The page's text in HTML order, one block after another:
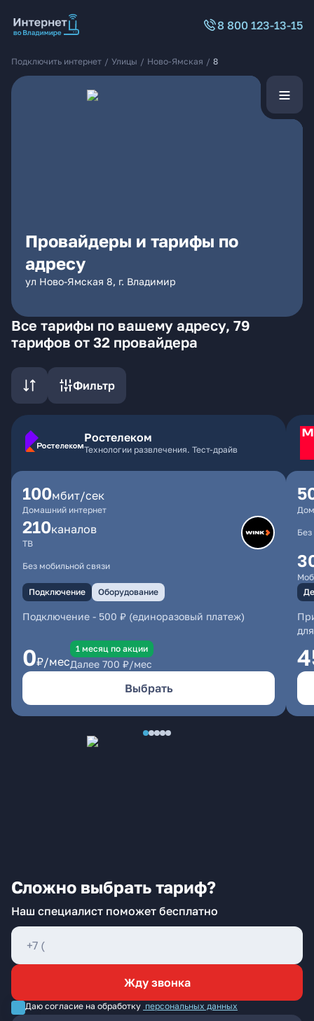
8 800 123-13-15
Подключить интернет / Улицы / Ново-Ямская / 8
Провайдеры и тарифы по
адресу
ул Ново-Ямская 8, г. Владимир
Все тарифы по вашему адресу, 79
тарифов от 32 провайдера
Фильтр
Ростелеком
Технологии развлечения. Тест-драйв
100мбит/сек
Домашний интернет
210каналов
ТВ
Без мобильной связи
Подключение Оборудование
Подключение - 500 ₽ (единоразовый платеж)
0₽/мес
1 месяц по акции
Далее 700 ₽/мес
Выбрать
Сложно выбрать тариф?
Наш специалист поможет бесплатно
Жду звонка
Даю согласие на обработку персональных данных